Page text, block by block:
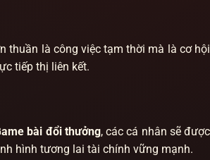
thuần là công việc tạm thời mà là cơ hội
tiếp thị liên kết.
bài đổi thưởng, các cá nhân sẽ được
hình tương lai tài chính vững mạnh.